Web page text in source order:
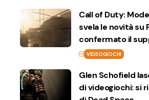
Call of Duty:
svela le novità su
confermato il
VIDEOGIOCHI
Glen Schofield
di videogiochi: si